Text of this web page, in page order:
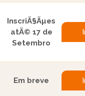
InscriÃ§Ãµes
atÃ© 17 de
Setembro
Em breve